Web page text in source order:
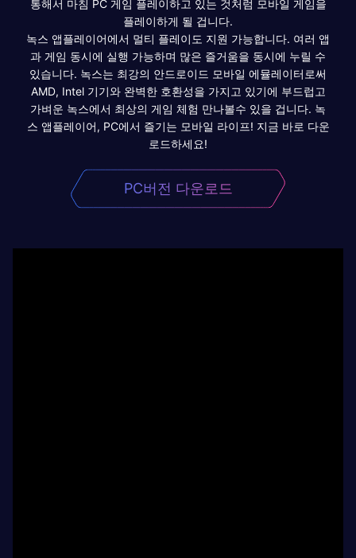
통해서 마침 PC 게임 플레이하고 있는 것처럼 모바일 게임을
플레이하게 될 겁니다.
녹스 앱플레이어에서 멀티 플레이도 지원 가능합니다. 여러 앱
과 게임 동시에 실행 가능하며 많은 즐거움을 동시에 누릴 수
있습니다. 녹스는 최강의 안드로이드 모바일 에뮬레이터로써
AMD, Intel 기기와 완벽한 호환성을 가지고 있기에 부드럽고
가벼운 녹스에서 최상의 게임 체험 만나볼수 있을 겁니다. 녹
스 앱플레이어, PC에서 즐기는 모바일 라이프! 지금 바로 다운
로드하세요!
PC버전 다운로드